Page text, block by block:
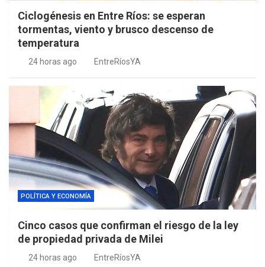
Ciclogénesis en Entre Ríos: se esperan
tormentas, viento y brusco descenso de
temperatura
24 horas ago EntreRíosYA
POLÍTICA Y ECONOMÍA
Cinco casos que confirman el riesgo de la ley
de propiedad privada de Milei
24 horas ago EntreRíosYA